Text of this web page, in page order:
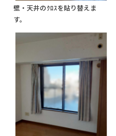
壁・天井のｸﾛｽを貼り替えま
す。